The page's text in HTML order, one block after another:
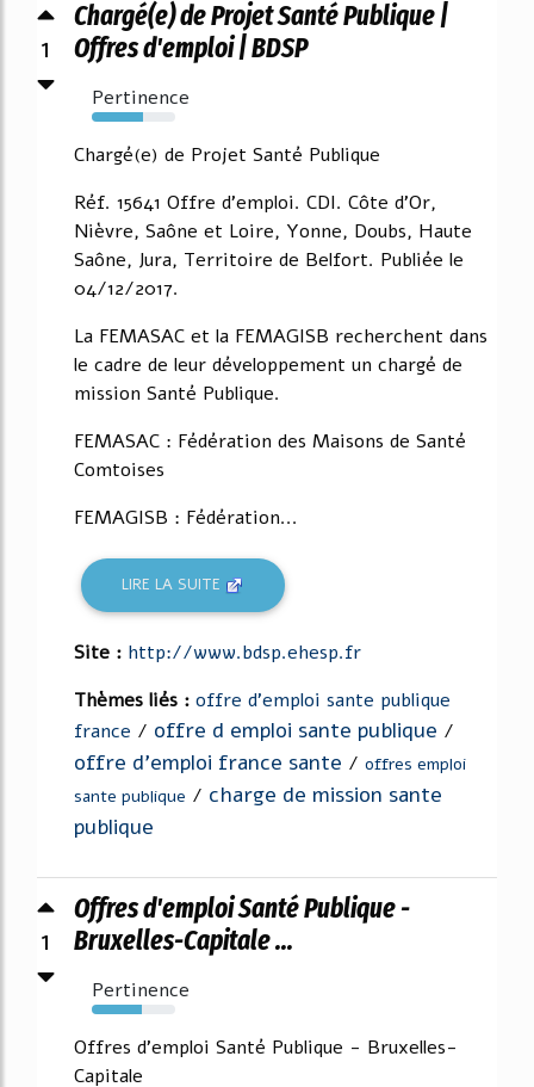
1
Chargé(e) de Projet Santé Publique |
Offres d'emploi | BDSP
Pertinence
61%
Chargé(e) de Projet Santé Publique
Réf. 15641 Offre d'emploi. CDI. Côte d'Or,
Nièvre, Saône et Loire, Yonne, Doubs, Haute
Saône, Jura, Territoire de Belfort. Publiée le
04/12/2017.
La FEMASAC et la FEMAGISB recherchent dans
le cadre de leur développement un chargé de
mission Santé Publique.
FEMASAC : Fédération des Maisons de Santé
Comtoises
FEMAGISB : Fédération...
LIRE LA SUITE
Site : http://www.bdsp.ehesp.fr
Thèmes liés : offre d'emploi sante publique
france / offre d emploi sante publique /
offre d'emploi france sante / offres emploi
sante publique / charge de mission sante
publique
1
Offres d'emploi Santé Publique -
Bruxelles-Capitale ...
Pertinence
60%
Offres d'emploi Santé Publique - Bruxelles-
Capitale